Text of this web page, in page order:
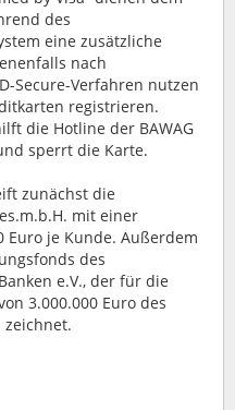
des
eine zusätzliche
nach
Secure-Verfahren nutzen
registrieren.
die Hotline der BAWAG
sperrt die Karte.
zunächst die
mit einer
Euro je Kunde. Außerdem
des
e.V., der für die
3.000.000 Euro des